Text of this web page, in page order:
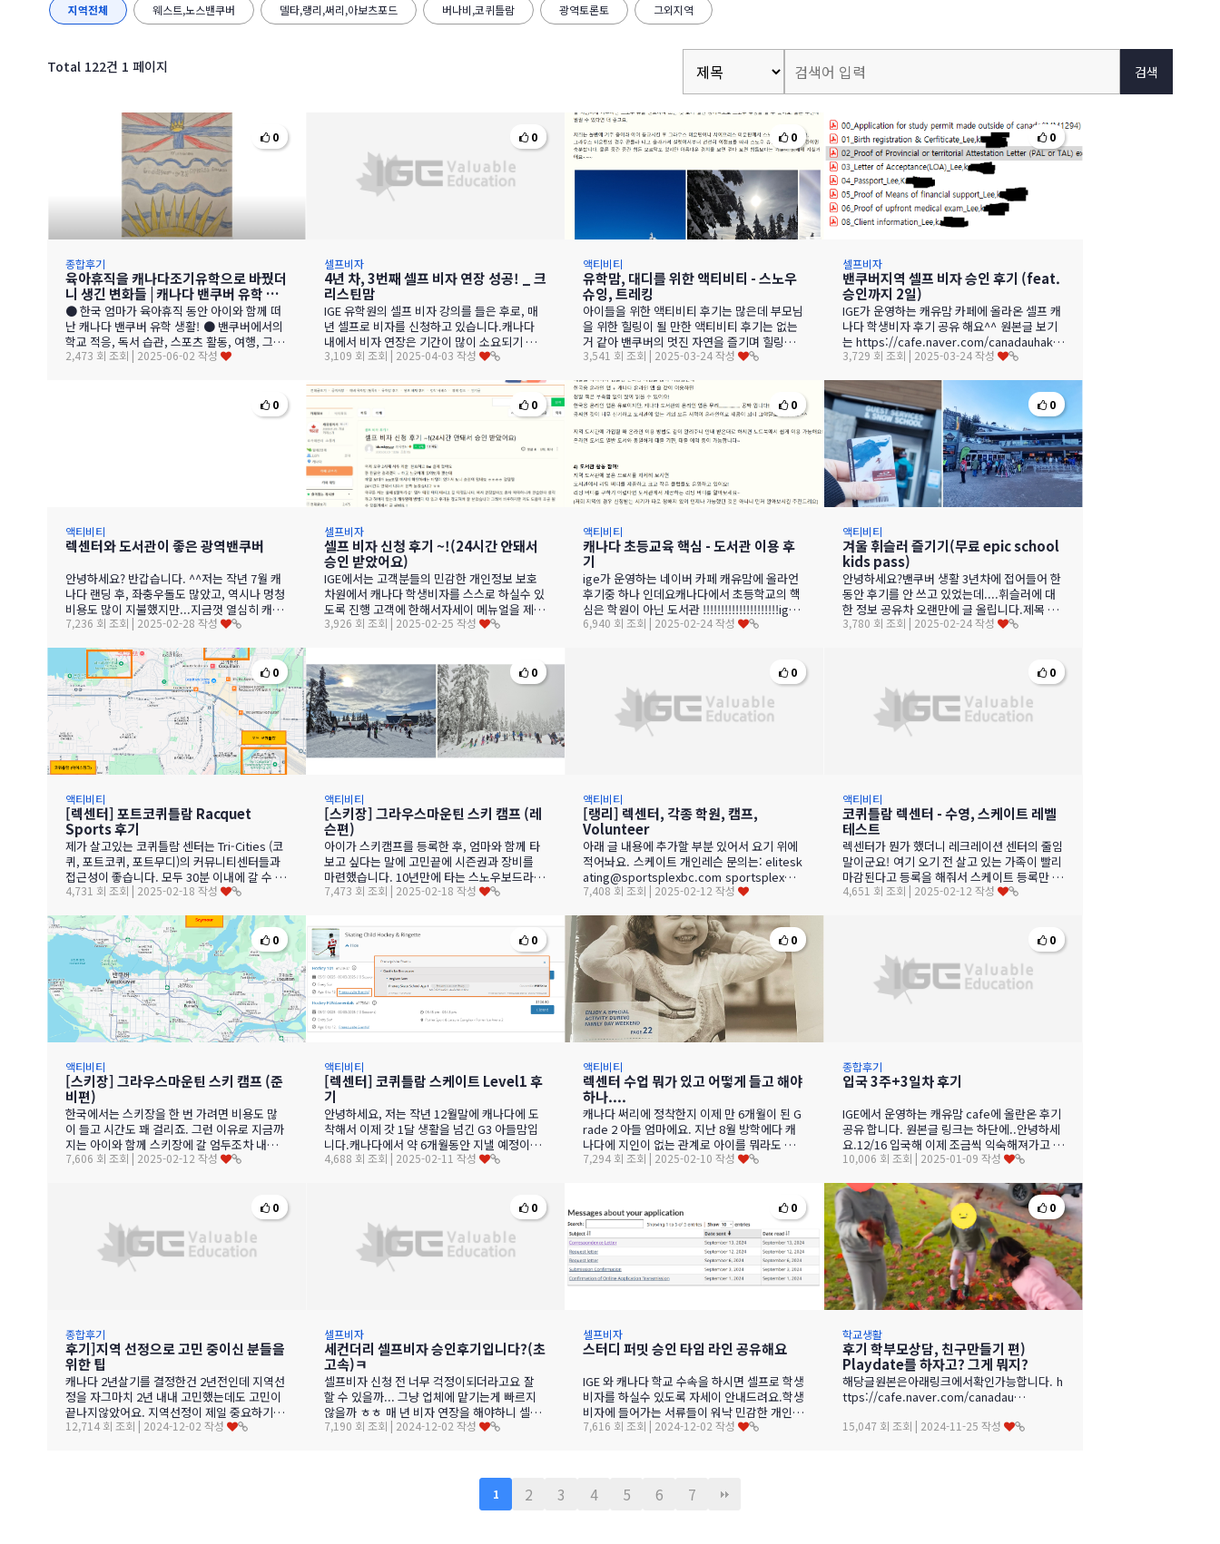
지역전체 웨스트,노스밴쿠버 델타,랭리,써리,아보츠포드 버나비,코퀴틀람 광역토론토 그외지역
Total 122건 1 페이지 검색
종합후기
육아휴직을 캐나다조기유학으로 바꿨더
니 생긴 변화들 | 캐나다 밴쿠버 유학 브
이로그
● 한국 엄마가 육아휴직 동안 아이와 함께 떠
난 캐나다 밴쿠버 유학 생활! ● 밴쿠버에서의
학교 적응, 독서 습관, 스포츠 활동, 여행, 그
리…
2,473 회 조회 | 2025-06-02 작성
0
셀프비자
4년 차, 3번째 셀프 비자 연장 성공! _ 크
리스틴맘
IGE 유학원의 셀프 비자 강의를 들은 후로, 매
년 셀프로 비자를 신청하고 있습니다.캐나다
내에서 비자 연장은 기간이 많이 소요되기 때
문에 상당히 미리 신청해야 하는데요.2년차
3,109 회 조회 | 2025-04-03 작성
0
액티비티
유학맘, 대디를 위한 액티비티 - 스노우
슈잉, 트레킹
아이들을 위한 액티비티 후기는 많은데 부모님
을 위한 힐링이 될 만한 액티비티 후기는 없는
거 같아 밴쿠버의 멋진 자연을 즐기며 힐링할
수 있는 스노우 슈잉, 트레킹 후기 적어봅니다.
3,541 회 조회 | 2025-03-24 작성
0
셀프비자
밴쿠버지역 셀프 비자 승인 후기 (feat.
승인까지 2일)
IGE가 운영하는 캐유맘 카페에 올라온 셀프 캐
나다 학생비자 후기 공유 해요^^ 원본글 보기
는 https://cafe.naver.com/canadauhakm
oms/2777 …
3,729 회 조회 | 2025-03-24 작성
0
액티비티
렉센터와 도서관이 좋은 광역밴쿠버
안녕하세요? 반갑습니다. ^^저는 작년 7월 캐
나다 랜딩 후, 좌충우돌도 많았고, 역시나 멍청
비용도 많이 지불했지만...지금껏 열심히 캐나
다 라이프를 즐기고 있습니다.학기 시작 한…
7,236 회 조회 | 2025-02-28 작성
0
셀프비자
셀프 비자 신청 후기 ~!(24시간 안돼서
승인 받았어요)
IGE에서는 고객분들의 민감한 개인정보 보호
차원에서 캐나다 학생비자를 스스로 하실수 있
도록 진행 고객에 한해서자세이 메뉴얼을 제공
합니다.아래는 최근에 IGE가 운영하는 캐유맘
3,926 회 조회 | 2025-02-25 작성
0
액티비티
캐나다 초등교육 핵심 - 도서관 이용 후
기
ige가 운영하는 네이버 카페 캐유맘에 올라언
후기중 하나 인데요캐나다에서 초등학교의 핵
심은 학원이 아닌 도서관 !!!!!!!!!!!!!!!!!!!!!ige
가 설명회에서 늘 강조 …
6,940 회 조회 | 2025-02-24 작성
0
액티비티
겨울 휘슬러 즐기기(무료 epic school
kids pass)
안녕하세요?밴쿠버 생활 3년차에 접어들어 한
동안 후기를 안 쓰고 있었는데....휘슬러에 대
한 정보 공유차 오랜만에 글 올립니다.​제목 그
대로 G5…
3,780 회 조회 | 2025-02-24 작성
0
액티비티
[렉센터] 포트코퀴틀람 Racquet
Sports 후기
제가 살고있는 코퀴틀람 센터는 Tri-Cities (코
퀴, 포트코퀴, 포트무디)의 커뮤니티센터들과
접근성이 좋습니다. 모두 30분 이내에 갈 수 있
는 비슷한 거리에 있어요. 그래서…
4,731 회 조회 | 2025-02-18 작성
0
액티비티
[스키장] 그라우스마운틴 스키 캠프 (레
슨편)
아이가 스키캠프를 등록한 후, 엄마와 함께 타
보고 싶다는 말에 고민끝에 시즌권과 장비를
마련했습니다. 10년만에 타는 스노우보드라
과연 탈 수 있을까? 하는 걱정이 앞섰지만 일단
7,473 회 조회 | 2025-02-18 작성
0
액티비티
[랭리] 렉센터, 각종 학원, 캠프,
Volunteer
아래 글 내용에 추가할 부분 있어서 요기 위에
적어놔요. 스케이트 개인레슨 문의는: elitesk
ating@sportsplexbc.com sportsplex에
서 하는 개인레슨이…
7,408 회 조회 | 2025-02-12 작성
0
액티비티
코퀴틀람 렉센터 - 수영, 스케이트 레벨
테스트
렉센터가 뭔가 했더니 레크레이션 센터의 줄임
말이군요! 여기 오기 전 살고 있는 가족이 빨리
마감된다고 등록을 해줘서 스케이트 등록만 미
리 하고 왔는데 1단계 밖에 안된다고 1…
4,651 회 조회 | 2025-02-12 작성
0
액티비티
[스키장] 그라우스마운틴 스키 캠프 (준
비편)
한국에서는 스키장을 한 번 가려면 비용도 많
이 들고 시간도 꽤 걸리죠. 그런 이유로 지금까
지는 아이와 함께 스키장에 갈 엄두조차 내지
못했는데, 캐나다까지 온 만큼 이번을 스키를
7,606 회 조회 | 2025-02-12 작성
0
액티비티
[렉센터] 코퀴틀람 스케이트 Level1 후
기
안녕하세요, 저는 작년 12월말에 캐나다에 도
착해서 이제 갓 1달 생활을 넘긴 G3 아들맘입
니다.캐나다에서 약 6개월동안 지낼 예정이라,
짧은 시간인만큼 저는 최대한 캐나다에서만 …
4,688 회 조회 | 2025-02-11 작성
0
액티비티
렉센터 수업 뭐가 있고 어떻게 들고 해야
하나....
캐나다 써리에 정착한지 이제 만 6개월이 된 G
rade 2 아들 엄마에요. ​지난 8월 방학에다 캐
나다에 지인이 없는 관계로 아이를 뭐라도 시
켜야 하겠단 생각에 어디서 본 정보를 …
7,294 회 조회 | 2025-02-10 작성
0
종합후기
입국 3주+3일차 후기
IGE에서 운영하는 캐유맘 cafe에 올란온 후기
공유 합니다. 원본글 링크는 하단에..안녕하세
요.12/16 입국해 이제 조금씩 익숙해져가고 있
는 딸둘맘 입니다.1월6일 둘째 초…
10,006 회 조회 | 2025-01-09 작성
0
종합후기
후기]지역 선정으로 고민 중이신 분들을
위한 팁
캐나다 2년살기를 결정한건 2년전인데 지역선
정을 자그마치 2년 내내 고민했는데도 고민이
끝나지않았어요. 지역선정이 제일 중요하기도
하고 한국에서 현지상황을 모르는 상태에서 결
12,714 회 조회 | 2024-12-02 작성
0
셀프비자
세컨더리 셀프비자 승인후기입니다?(초
고속)ㅋ
셀프비자 신청 전 너무 걱정이되더라고요 잘
할 수 있을까... 그냥 업체에 맡기는게 빠르지
않을까 ㅎㅎ 매 년 비자 연장을 해야하니 셀프
로 마음 먹고^^ 카페에 올려진 비자 …
7,190 회 조회 | 2024-12-02 작성
0
셀프비자
스터디 퍼밋 승인 타임 라인 공유해요
IGE 와 캐나다 학교 수속을 하시면 셀프로 학생
비자를 하실수 있도록 자세이 안내드려요.학생
비자에 들어가는 서류들이 워낙 민감한 개인정
보들이라서…
7,616 회 조회 | 2024-12-02 작성
0
학교생활
후기 학부모상담, 친구만들기 편)
Playdate를 하자고? 그게 뭐지?
해당글원본은아래링크에서확인가능합니다. h
ttps://cafe.naver.com/canadau…
15,047 회 조회 | 2024-11-25 작성
0
1 2 3 4 5 6 7